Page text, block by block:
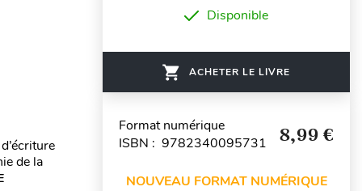
de la
Disponible
ACHETER LE LIVRE
Format numérique
ISBN : 9782340095731
8,99 €
NOUVEAU FORMAT NUMÉRIQUE